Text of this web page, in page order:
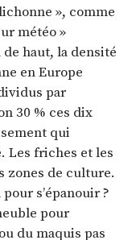
», comme
météo »
de haut, la densité
en Europe
par
30 % ces dix
qui
Les friches et les
zones de culture.
s’épanouir ?
pour
du maquis pas